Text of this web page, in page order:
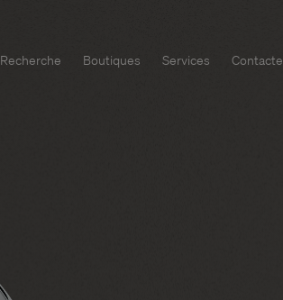
Recherche Boutiques Services